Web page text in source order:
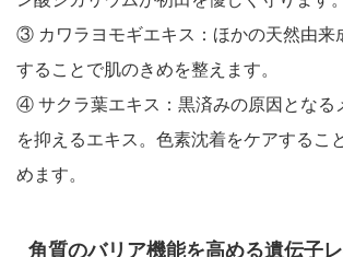
③ カワラヨモギエキス：ほかの天然由来
することで肌のきめを整えます。
④ サクラ葉エキス：黒済みの原因となる
を抑えるエキス。色素沈着をケアするこ
めます。
角質のバリア機能を高める遺伝子